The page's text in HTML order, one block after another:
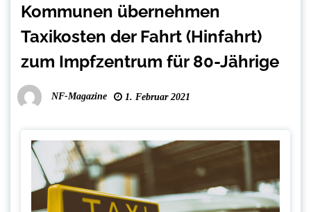
Kommunen übernehmen
Taxikosten der Fahrt (Hinfahrt)
zum Impfzentrum für 80-Jährige
NF-Magazine 1. Februar 2021